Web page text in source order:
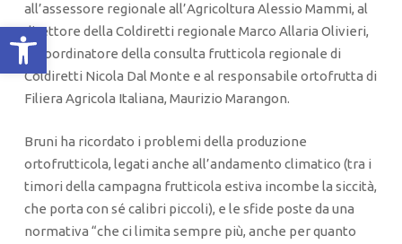
Apri la barra degli strumenti
all’assessore regionale all’Agricoltura Alessio Mammi, al
direttore della Coldiretti regionale Marco Allaria Olivieri,
al coordinatore della consulta frutticola regionale di
Coldiretti Nicola Dal Monte e al responsabile ortofrutta di
Filiera Agricola Italiana, Maurizio Marangon.
Bruni ha ricordato i problemi della produzione
ortofrutticola, legati anche all’andamento climatico (tra i
timori della campagna frutticola estiva incombe la siccità,
che porta con sé calibri piccoli), e le sfide poste da una
normativa “che ci limita sempre più, anche per quanto